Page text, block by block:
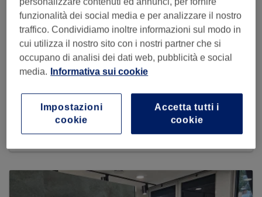
Santa Barberia
1047 reviews
Piazza Ottaviano Vimercati, 22, 00139 Roma RM, Italia
funzionalità dei social media e per analizzare il nostro
traffico. Condividiamo inoltre informazioni sul modo in
cui utilizza il nostro sito con i nostri partner che si
occupano di analisi dei dati web, pubblicità e social
media. Informativa sui cookie
Accetta tutti i
cookie
Impostazioni
cookie